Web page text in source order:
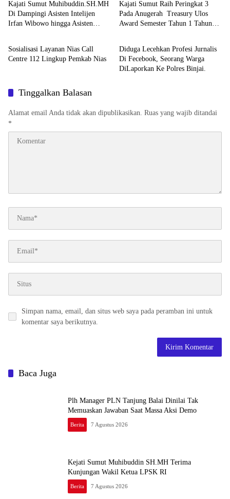
Kajati Sumut Muhibuddin.SH.MH
Di Dampingi Asisten Intelijen
Irfan Wibowo hingga Asisten
Kajati Sumut Raih Peringkat 3
Pada Anugerah Treasury Ulos
Award Semester Tahun 1 Tahun
Berita
Sosialisasi Layanan Nias Call
Centre 112 Lingkup Pemkab Nias
Berita
Diduga Lecehkan Profesi Jurnalis
Di Fecebook, Seorang Warga
DiLaporkan Ke Polres Binjai.
Tinggalkan Balasan
Alamat email Anda tidak akan dipublikasikan. Ruas yang wajib ditandai
*
Simpan nama, email, dan situs web saya pada peramban ini untuk
komentar saya berikutnya.
Baca Juga
Plh Manager PLN Tanjung Balai Dinilai Tak
Memuaskan Jawaban Saat Massa Aksi Demo
Berita 7 Agustus 2026
Kejati Sumut Muhibuddin SH.MH Terima
Kunjungan Wakil Ketua LPSK RI
Berita 7 Agustus 2026